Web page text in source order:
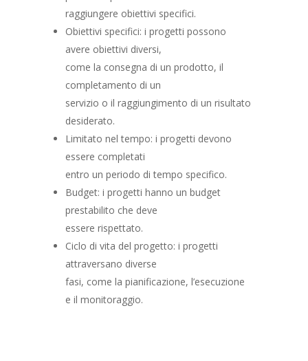
raggiungere obiettivi specifici.
Obiettivi specifici: i progetti possono
avere obiettivi diversi,
come la consegna di un prodotto, il
completamento di un
servizio o il raggiungimento di un risultato
desiderato.
Limitato nel tempo: i progetti devono
essere completati
entro un periodo di tempo specifico.
Budget: i progetti hanno un budget
prestabilito che deve
essere rispettato.
Ciclo di vita del progetto: i progetti
attraversano diverse
fasi, come la pianificazione, l’esecuzione
e il monitoraggio.